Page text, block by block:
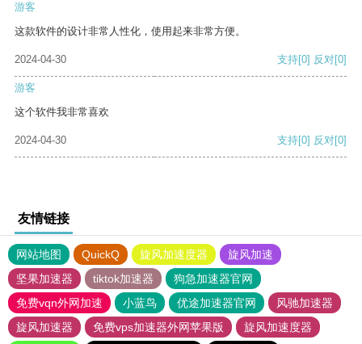
游客
这款软件的设计非常人性化，使用起来非常方便。
2024-04-30 支持[0] 反对[0]
游客
这个软件我非常喜欢
2024-04-30 支持[0] 反对[0]
友情链接
网站地图 QuickQ 旋风加速度器
旋风加速
坚果加速器
tiktok加速器
狗急加速器官网
免费vqn外网加速
小蓝鸟 优途加速器官网
风驰加速器
旋风加速器
免费vps加速器外网苹果版
旋风加速度器